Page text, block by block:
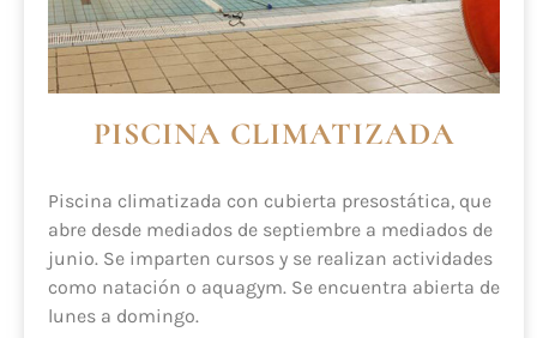
PISCINA CLIMATIZADA
Piscina climatizada con cubierta presostática, que
abre desde mediados de septiembre a mediados de
junio. Se imparten cursos y se realizan actividades
como natación o aquagym. Se encuentra abierta de
lunes a domingo.